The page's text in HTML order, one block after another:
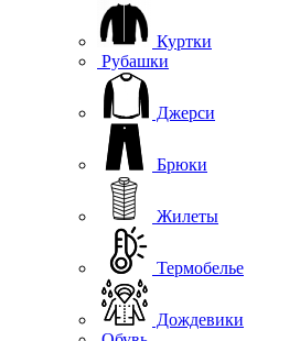
Куртки
Рубашки
Джерси
Брюки
Жилеты
Термобелье
Дождевики